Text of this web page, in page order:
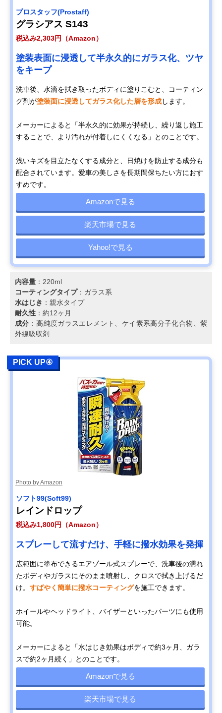
‎プロスタッフ(Prostaff)
‎グラシアス S143
税込み2,303円（Amazon）
塗装表面に浸透して半永久的にガラス化、ツヤ
をキープ
洗車後、水滴を拭き取ったボディに塗りこむと、コーティン
グ剤が塗装面に浸透してガラス化した層を形成します。
メーカーによると「半永久的に効果が持続し、繰り返し施工
することで、より汚れが付着しにくくなる」とのことです。
浅いキズを目立たなくする成分と、日焼けを防止する成分も
配合されています。愛車の美しさを長期間保ちたい方におす
すめです。
Amazonで見る
楽天市場で見る
Yahoo!で見る
内容量 ：220ml
コーティングタイプ：ガラス系
水はじき ：親水タイプ
耐久性 ：約12ヶ月
成分 ：高純度ガラスエレメント、ケイ素系高分子化合物、紫
外線吸収剤
PICK UP④
Photo by Amazon
ソフト99(Soft99)
レインドロップ
税込み1,800円（Amazon）
スプレーして流すだけ、手軽に撥水効果を発揮
広範囲に塗布できるエアゾール式スプレーで、洗車後の濡れ
たボディやガラスにそのまま噴射し、クロスで拭き上げるだ
け。 すばやく簡単に撥水コーティングを施工できます。
ホイールやヘッドライト、バイザーといったパーツにも使用
可能。
メーカーによると「水はじき効果はボディで約3ヶ月、ガラ
スで約2ヶ月続く」とのことです。
Amazonで見る
楽天市場で見る